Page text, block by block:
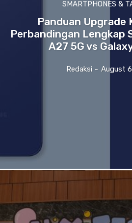
SMARTPHONES &
Panduan Upgrade
Perbandingan Lengkap
A27 5G vs
Redaksi - August